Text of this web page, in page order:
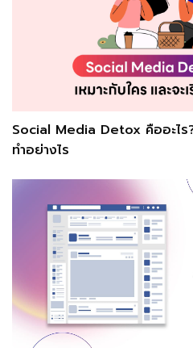
Social Media Detox คืออะไร?
ทำอย่างไร